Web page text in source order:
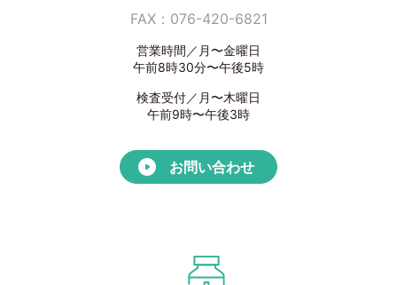
FAX：076-420-6821
営業時間／月〜金曜日
午前8時30分〜午後5時
検査受付／月〜木曜日
午前9時〜午後3時
お問い合わせ